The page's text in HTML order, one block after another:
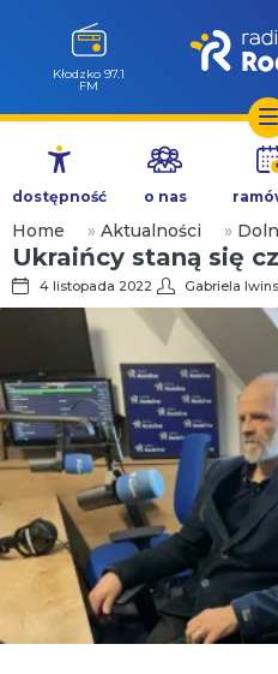
Przejdź
treści
Kłodzko 97.1
FM
dostępność o nas
Home » Aktualności »
Ukraińcy staną się
4 listopada 2022 Gabriela